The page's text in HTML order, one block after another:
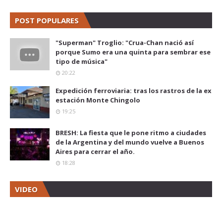
POST POPULARES
"Superman" Troglio: "Crua-Chan nació así
porque Sumo era una quinta para sembrar ese
tipo de música"
20:22
Expedición ferroviaria: tras los rastros de la ex
estación Monte Chingolo
19:25
BRESH: La fiesta que le pone ritmo a ciudades
de la Argentina y del mundo vuelve a Buenos
Aires para cerrar el año.
18:28
VIDEO